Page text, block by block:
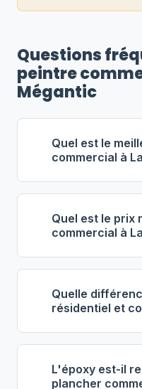
Questions
peintre
Mégantic
Quel est le
commercial à
Selon notre
Industriels
Linda
Lac-Mégantic.
19 ans
employés.
Quel est le prix
commercial à
À Lac-
peinture
59 $ et 89 $ de
L'époxy de
9 $ le pi², tout
Quelle
résidentiel et
La peinture
volumes plus
plus grandes,
L'époxy est-il
plancher